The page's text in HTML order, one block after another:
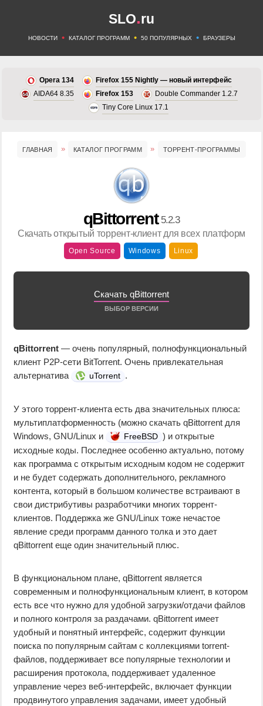
SLO.ru
НОВОСТИ • КАТАЛОГ ПРОГРАММ • 50 ПОПУЛЯРНЫХ • БРАУЗЕРЫ
Opera 134
Firefox 155 Nightly — новый интерфейс
AIDA64 8.35
Firefox 153
Double Commander 1.2.7
Tiny Core Linux 17.1
ГЛАВНАЯ КАТАЛОГ ПРОГРАММ ТОРРЕНТ-ПРОГРАММЫ
qBittorrent 5.2.3
Скачать открытый торрент-клиент для всех платформ
Open Source Windows Linux
Скачать qBittorrent
ВЫБОР ВЕРСИИ
qBittorrent — очень популярный, полнофункциональный
клиент P2P-сети BitTorrent. Очень привлекательная
альтернатива
uTorrent .
У этого торрент-клиента есть два значительных плюса:
мультиплатформенность (можно скачать qBittorrent для
Windows, GNU/Linux и
FreeBSD ) и открытые
исходные коды. Последнее особенно актуально, потому
как программа с открытым исходным кодом не содержит
и не будет содержать дополнительного, рекламного
контента, который в большом количестве встраивают в
свои дистрибутивы разработчики многих торрент-
клиентов. Поддержка же GNU/Linux тоже нечастое
явление среди программ данного толка и это дает
qBittorrent еще один значительный плюс.
В функциональном плане, qBittorrent является
современным и полнофункциональным клиент, в котором
есть все что нужно для удобной загрузки/отдачи файлов
и полного контроля за раздачами. qBittorrent имеет
удобный и понятный интерфейс, содержит функции
поиска по популярным сайтам с коллекциями torrent-
файлов, поддерживает все популярные технологии и
расширения протокола, поддерживает удаленное
управление через веб-интерфейс, включает функции
продвинутого управления задачами, имеет удобный